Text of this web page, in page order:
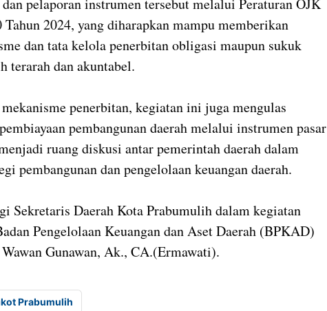
pelaporan instrumen tersebut melalui Peraturan OJK
2024, yang diharapkan mampu memberikan
dan tata kelola penerbitan obligasi maupun sukuk
terarah dan akuntabel.
penerbitan, kegiatan ini juga mengulas
pembangunan daerah melalui instrumen pasar
ruang diskusi antar pemerintah daerah dalam
pembangunan dan pengelolaan keuangan daerah.
Sekretaris Daerah Kota Prabumulih dalam kegiatan
Pengelolaan Keuangan dan Aset Daerah (BPKAD)
Gunawan, Ak., CA.(Ermawati).
Prabumulih